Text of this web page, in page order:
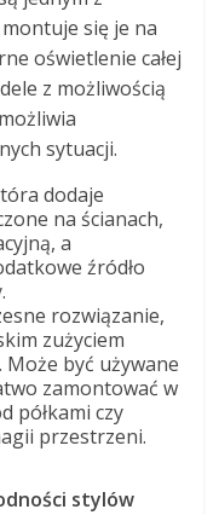
się je na
oświetlenie całej
z możliwością
sytuacji.
dodaje
na ścianach,
a
źródło
rozwiązanie,
zużyciem
Może być używane
zamontować w
półkami czy
przestrzeni.
stylów